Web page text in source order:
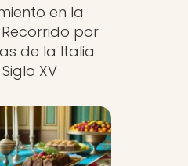
en la
Recorrido por
de la Italia
XV